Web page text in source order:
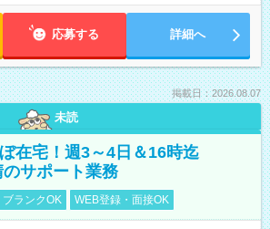
応募する 詳細へ
掲載日：2026.08.07
未読
在宅！週3～4日＆16時迄
サポート業務
ブランクOK WEB登録・面接OK